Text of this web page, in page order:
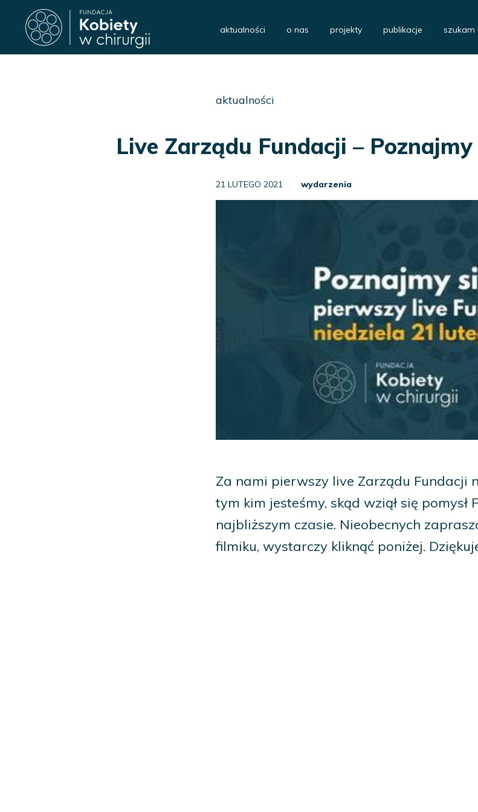
aktualności o nas projekty publikacje szukam
aktualności
Live Zarządu Fundacji – Poznajmy
21 LUTEGO 2021 wydarzenia
Za nami pierwszy live Zarządu Fundacji
tym kim jesteśmy, skąd wziął się
najbliższym czasie. Nieobecnych
filmiku, wystarczy kliknąć poniżej.